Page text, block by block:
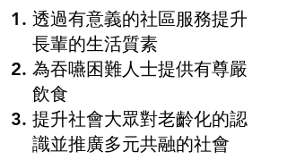
透過有意義的社區服務提升
長輩的生活質素
為吞嚥困難人士提供有尊嚴
飲食
提升社會大眾對老齡化的認
識並推廣多元共融的社會